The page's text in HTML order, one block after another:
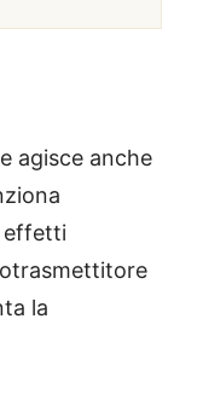
agisce anche
effetti
la